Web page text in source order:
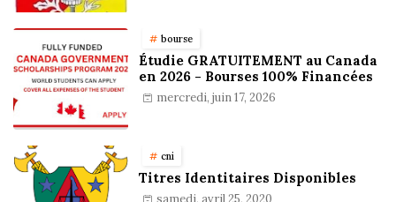
bourse
Étudie GRATUITEMENT au Canada
en 2026 - Bourses 100% Financées
mercredi, juin 17, 2026
cni
Titres Identitaires Disponibles
samedi, avril 25, 2020